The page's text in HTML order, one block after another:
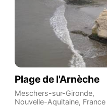
Plage de l'Arnèche
Meschers-sur-Gironde,
Nouvelle-Aquitaine, France